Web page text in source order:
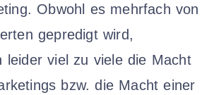
Obwohl es mehrfach von
gepredigt wird,
leider viel zu viele die Macht
bzw. die Macht einer